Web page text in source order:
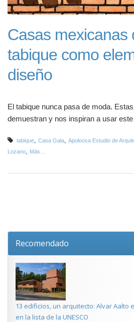
Casas mexicanas
tabique como
diseño
El tabique nunca pasa de moda.
demuestran y nos inspiran a usar
tabique Casa Gala Apoloosa Estudio de
Lozano
Más...
Recomendado
13 edificios, un arquitecto: Alvar Aalto
en la lista de la UNESCO